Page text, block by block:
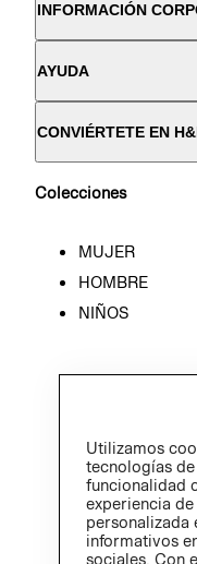
INFORMACIÓN
AYUDA
CONVIÉRTETE EN
Colecciones
MUJER
HOMBRE
NIÑOS
Utilizamos
tecnologías
funcionalidad
experiencia
personalizada
informativos
sociales. Con